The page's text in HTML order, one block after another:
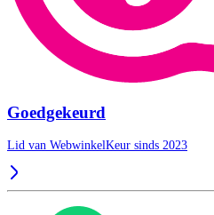
Goedgekeurd
Lid van WebwinkelKeur sinds 2023